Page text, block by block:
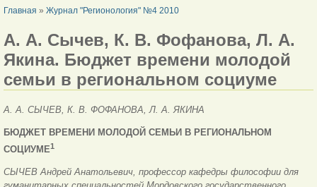
ВЫ ЗДЕСЬ
Главная » Журнал "Регионология" №4 2010
А. А. Сычев, К. В. Фофанова, Л. А.
Якина. Бюджет времени молодой
семьи в региональном социуме
А. А. СЫЧЕВ, К. В. ФОФАНОВА, Л. А. ЯКИНА
БЮДЖЕТ ВРЕМЕНИ МОЛОДОЙ СЕМЬИ В РЕГИОНАЛЬНОМ
СОЦИУМЕ1
СЫЧЕВ Андрей Анатольевич, профессор кафедры философии для